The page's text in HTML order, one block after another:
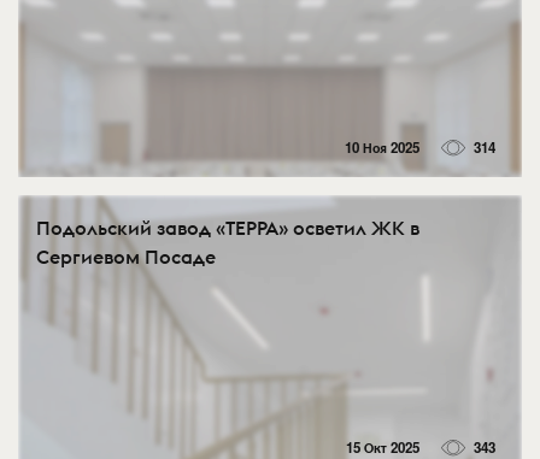
10 Ноя 2025 314
Подольский завод «ТЕРРА» осветил ЖК в
Сергиевом Посаде
15 Окт 2025 343